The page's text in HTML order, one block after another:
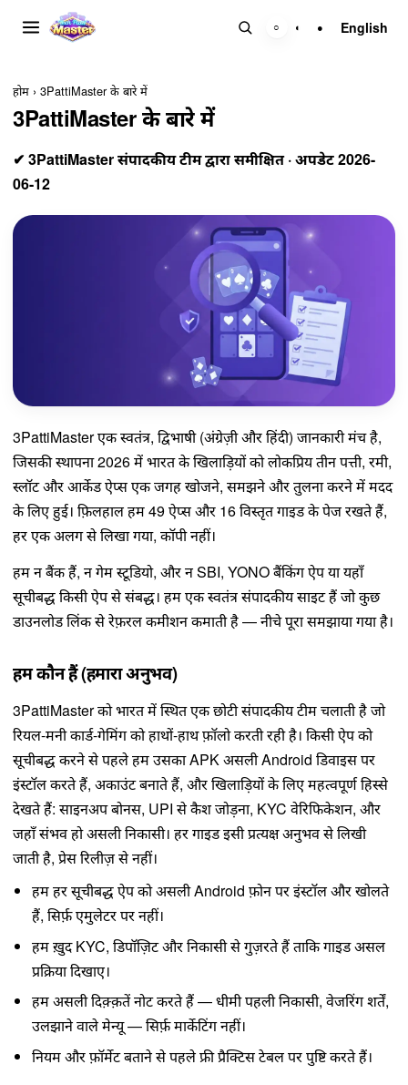
○ ◐ ● English
होम › 3PattiMaster के बारे में
3PattiMaster के बारे में
✔ 3PattiMaster संपादकीय टीम द्वारा समीक्षित · अपडेट 2026-
06-12
3PattiMaster एक स्वतंत्र, द्विभाषी (अंग्रेज़ी और हिंदी) जानकारी मंच है,
जिसकी स्थापना 2026 में भारत के खिलाड़ियों को लोकप्रिय तीन पत्ती, रमी,
स्लॉट और आर्केड ऐप्स एक जगह खोजने, समझने और तुलना करने में मदद
के लिए हुई। फ़िलहाल हम 49 ऐप्स और 16 विस्तृत गाइड के पेज रखते हैं,
हर एक अलग से लिखा गया, कॉपी नहीं।
हम न बैंक हैं, न गेम स्टूडियो, और न SBI, YONO बैंकिंग ऐप या यहाँ
सूचीबद्ध किसी ऐप से संबद्ध। हम एक स्वतंत्र संपादकीय साइट हैं जो कुछ
डाउनलोड लिंक से रेफ़रल कमीशन कमाती है — नीचे पूरा समझाया गया है।
हम कौन हैं (हमारा अनुभव)
3PattiMaster को भारत में स्थित एक छोटी संपादकीय टीम चलाती है जो
रियल-मनी कार्ड-गेमिंग को हाथों-हाथ फ़ॉलो करती रही है। किसी ऐप को
सूचीबद्ध करने से पहले हम उसका APK असली Android डिवाइस पर
इंस्टॉल करते हैं, अकाउंट बनाते हैं, और खिलाड़ियों के लिए महत्वपूर्ण हिस्से
देखते हैं: साइनअप बोनस, UPI से कैश जोड़ना, KYC वेरिफिकेशन, और
जहाँ संभव हो असली निकासी। हर गाइड इसी प्रत्यक्ष अनुभव से लिखी
जाती है, प्रेस रिलीज़ से नहीं।
हम हर सूचीबद्ध ऐप को असली Android फ़ोन पर इंस्टॉल और खोलते
हैं, सिर्फ़ एमुलेटर पर नहीं।
हम ख़ुद KYC, डिपॉज़िट और निकासी से गुज़रते हैं ताकि गाइड असल
प्रक्रिया दिखाए।
हम असली दिक़्क़तें नोट करते हैं — धीमी पहली निकासी, वेजरिंग शर्तें,
उलझाने वाले मेन्यू — सिर्फ़ मार्केटिंग नहीं।
नियम और फ़ॉर्मेट बताने से पहले फ्री प्रैक्टिस टेबल पर पुष्टि करते हैं।